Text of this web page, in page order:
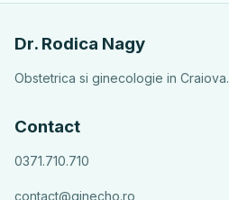
Dr. Rodica Nagy
Obstetrica si ginecologie in Craiova.
Contact
0371.710.710
contact@ginecho.ro